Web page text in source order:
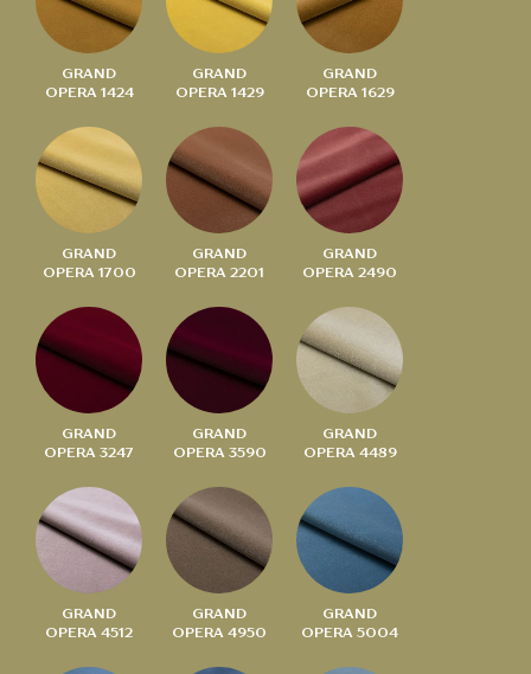
GRAND
OPERA 1424
GRAND
OPERA 1429
GRAND
OPERA 1629
GRAND
OPERA 1700
GRAND
OPERA 2201
GRAND
OPERA 2490
GRAND
OPERA 3247
GRAND
OPERA 3590
GRAND
OPERA 4489
GRAND
OPERA 4512
GRAND
OPERA 4950
GRAND
OPERA 5004